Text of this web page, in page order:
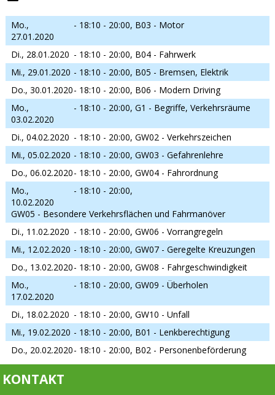
Mo.,
27.01.2020
- 18:10 - 20:00, B03 - Motor
Di., 28.01.2020 - 18:10 - 20:00, B04 - Fahrwerk
Mi., 29.01.2020 - 18:10 - 20:00, B05 - Bremsen, Elektrik
Do., 30.01.2020- 18:10 - 20:00, B06 - Modern Driving
Mo.,
03.02.2020
- 18:10 - 20:00, G1 - Begriffe, Verkehrsräume
Di., 04.02.2020 - 18:10 - 20:00, GW02 - Verkehrszeichen
Mi., 05.02.2020 - 18:10 - 20:00, GW03 - Gefahrenlehre
Do., 06.02.2020- 18:10 - 20:00, GW04 - Fahrordnung
Mo.,
10.02.2020
- 18:10 - 20:00,
GW05 - Besondere Verkehrsflächen und Fahrmanöver
Di., 11.02.2020 - 18:10 - 20:00, GW06 - Vorrangregeln
Mi., 12.02.2020 - 18:10 - 20:00, GW07 - Geregelte Kreuzungen
Do., 13.02.2020- 18:10 - 20:00, GW08 - Fahrgeschwindigkeit
Mo.,
17.02.2020
- 18:10 - 20:00, GW09 - Überholen
Di., 18.02.2020 - 18:10 - 20:00, GW10 - Unfall
Mi., 19.02.2020 - 18:10 - 20:00, B01 - Lenkberechtigung
Do., 20.02.2020- 18:10 - 20:00, B02 - Personenbeförderung
KONTAKT